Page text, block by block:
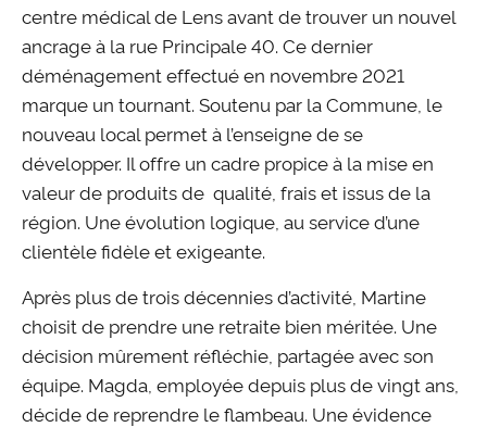
centre médical de Lens avant de trouver un nouvel
ancrage à la rue Principale 40. Ce dernier
déménagement effectué en novembre 2021
marque un tournant. Soutenu par la Commune, le
nouveau local permet à l’enseigne de se
développer. Il offre un cadre propice à la mise en
valeur de produits de qualité, frais et issus de la
région. Une évolution logique, au service d’une
clientèle fidèle et exigeante.
Après plus de trois décennies d’activité, Martine
choisit de prendre une retraite bien méritée. Une
décision mûrement réfléchie, partagée avec son
équipe. Magda, employée depuis plus de vingt ans,
décide de reprendre le flambeau. Une évidence